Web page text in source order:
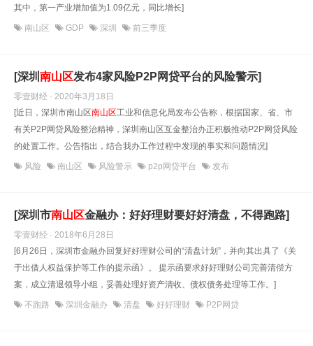
其中，第一产业增加值为1.09亿元，同比增长]
南山区 GDP 深圳 前三季度
[深圳 南山区发布4家风险P2P网贷平台的风险警示]
零壹财经 · 2020年3月18日
[近日，深圳市南山区南山区工业和信息化局发布公告称，根据国家、省、市
有关P2P网贷风险整治精神，深圳南山区互金整治办正积极推动P2P网贷风险
的处置工作。公告指出，结合我办工作过程中发现的事实和问题情况]
风险 南山区 风险警示 p2p网贷平台 发布
[深圳市南山区金融办：好好理财要好好清盘，不得跑路]
零壹财经 · 2018年6月28日
[6月26日，深圳市金融办回复好好理财公司的“清盘计划”，并向其出具了《关
于出借人权益保护等工作的提示函》。 提示函要求好好理财公司完善清偿方
案，成立清退领导小组，妥善处理好资产清收、债权债务处理等工作。]
不跑路 深圳金融办 清盘 好好理财 P2P网贷